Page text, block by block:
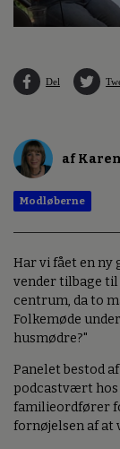
Del
af
Modløberne
Har vi fået en
vender tilbage
centrum, da to
Folkemøde
husmødre?"
Panelet bestod
podcastvært hos
familieordfører
fornøjelsen af